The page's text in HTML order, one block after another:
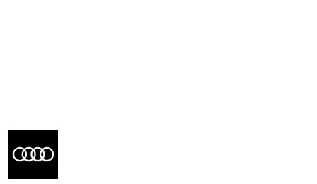
NAZWA
PRODUCENTA:
AUDI